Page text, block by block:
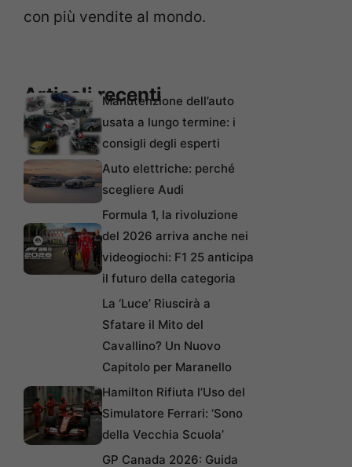
con più vendite al mondo.
Articoli recentiManutenzione dell’auto
usata a lungo termine: i
consigli degli esperti
Auto elettriche: perché
scegliere Audi
Formula 1, la rivoluzione
del 2026 arriva anche nei
videogiochi: F1 25 anticipa
il futuro della categoria
La ‘Luce’ Riuscirà a
Sfatare il Mito del
Cavallino? Un Nuovo
Capitolo per Maranello
Hamilton Rifiuta l’Uso del
Simulatore Ferrari: ‘Sono
della Vecchia Scuola’
GP Canada 2026: Guida